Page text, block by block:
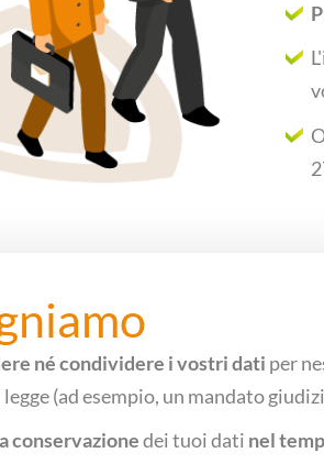
né condividere i vostri dati per
(ad esempio, un mandato
conservazionedei tuoi dati nel